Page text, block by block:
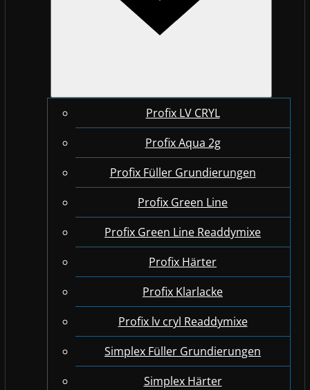
Profix LV CRYL
Profix Aqua 2g
Profix Füller Grundierungen
Profix Green Line
Profix Green Line Readdymixe
Profix Härter
Profix Klarlacke
Profix lv cryl Readdymixe
Simplex Füller Grundierungen
Simplex Härter